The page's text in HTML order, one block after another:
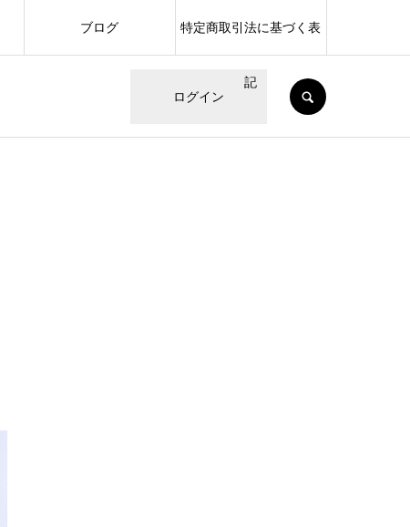
ログイン
ブログ 特定商取引法に基づく表
記